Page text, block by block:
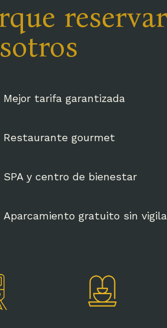
Mejor tarifa garantizada
Restaurante gourmet
SPA y centro de bienestar
Aparcamiento gratuito sin
Hotel Michelangelo Palace |